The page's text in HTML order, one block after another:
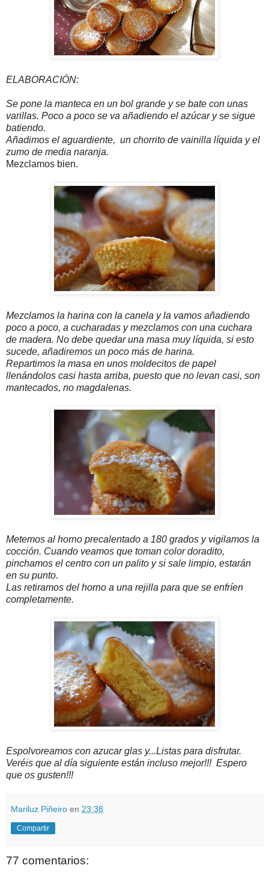
ELABORACIÓN:
Se pone la manteca en un bol grande y se bate con unas
varillas. Poco a poco se va añadiendo el azúcar y se sigue
batiendo.
Añadimos el aguardiente, un chorrito de vainilla líquida y el
zumo de media naranja.
Mezclamos bien.
Mezclamos la harina con la canela y la vamos añadiendo
poco a poco, a cucharadas y mezclamos con una cuchara
de madera. No debe quedar una masa muy líquida, si esto
sucede, añadiremos un poco más de harina.
Repartimos la masa en unos moldecitos de papel
llenándolos casi hasta arriba, puesto que no levan casi, son
mantecados, no magdalenas.
Metemos al horno precalentado a 180 grados y vigilamos la
cocción. Cuando veamos que toman color doradito,
pinchamos el centro con un palito y si sale limpio, estarán
en su punto.
Las retiramos del horno a una rejilla para que se enfríen
completamente.
Espolvoreamos con azucar glas y...Listas para disfrutar.
Veréis que al día siguiente están incluso mejor!!! Espero
que os gusten!!!
Mariluz Piñeiro en 23:38
Compartir
77 comentarios: